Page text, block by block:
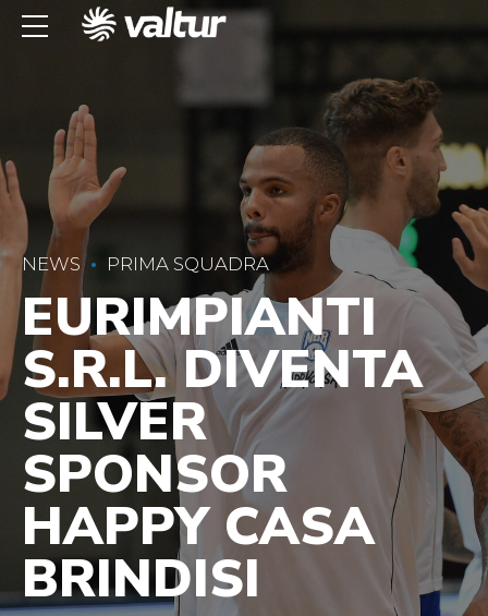
NEWS PRIMA SQUADRA
EURIMPIANTI
S.R.L. DIVENTA
SILVER
SPONSOR
HAPPY CASA
BRINDISI